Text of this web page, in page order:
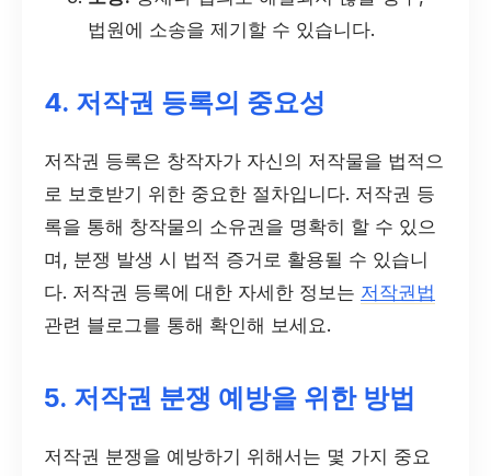
법원에 소송을 제기할 수 있습니다.
4. 저작권 등록의 중요성
저작권 등록은 창작자가 자신의 저작물을 법적으
로 보호받기 위한 중요한 절차입니다. 저작권 등
록을 통해 창작물의 소유권을 명확히 할 수 있으
며, 분쟁 발생 시 법적 증거로 활용될 수 있습니
다. 저작권 등록에 대한 자세한 정보는 저작권법
관련 블로그를 통해 확인해 보세요.
5. 저작권 분쟁 예방을 위한 방법
저작권 분쟁을 예방하기 위해서는 몇 가지 중요